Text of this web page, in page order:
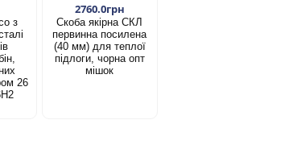
з
26
2760.0грн
Скоба якірна СКЛ
первинна посилена
(40 мм) для теплої
підлоги, чорна опт
мішок